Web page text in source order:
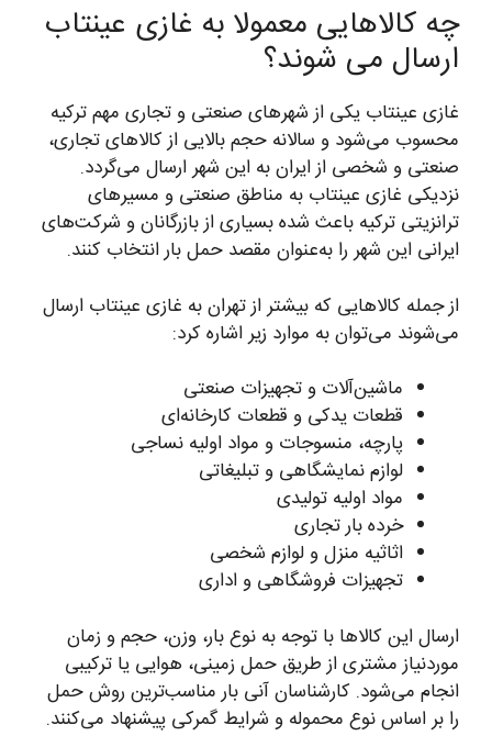
چه کالاهایی معمولا به غازی عینتاب
ارسال می شوند؟
غازی عینتاب یکی از شهرهای صنعتی و تجاری مهم ترکیه
محسوب می‌شود و سالانه حجم بالایی از کالاهای تجاری،
صنعتی و شخصی از ایران به این شهر ارسال می‌گردد.
نزدیکی غازی عینتاب به مناطق صنعتی و مسیرهای
ترانزیتی ترکیه باعث شده بسیاری از بازرگانان و شرکت‌های
ایرانی این شهر را به‌عنوان مقصد حمل بار انتخاب کنند.
از جمله کالاهایی که بیشتر از تهران به غازی عینتاب ارسال
می‌شوند می‌توان به موارد زیر اشاره کرد:
ماشین‌آلات و تجهیزات صنعتی
قطعات یدکی و قطعات کارخانه‌ای
پارچه، منسوجات و مواد اولیه نساجی
لوازم نمایشگاهی و تبلیغاتی
مواد اولیه تولیدی
خرده بار تجاری
اثاثیه منزل و لوازم شخصی
تجهیزات فروشگاهی و اداری
ارسال این کالاها با توجه به نوع بار، وزن، حجم و زمان
موردنیاز مشتری از طریق حمل زمینی، هوایی یا ترکیبی
انجام می‌شود. کارشناسان آنی بار مناسب‌ترین روش حمل
را بر اساس نوع محموله و شرایط گمرکی پیشنهاد می‌کنند.